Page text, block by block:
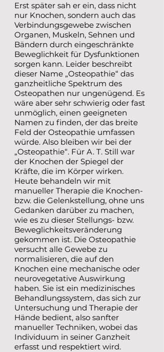
Erst später sah er ein, dass nicht
nur Knochen, sondern auch das
Verbindungsgewebe zwischen
Organen, Muskeln, Sehnen und
Bändern durch eingeschränkte
Beweglichkeit für Dysfunktionen
sorgen kann. Leider beschreibt
dieser Name „Osteopathie“ das
ganzheitliche Spektrum des
Osteopathen nur ungenügend. Es
wäre aber sehr schwierig oder fast
unmöglich, einen geeigneten
Namen zu finden, der das breite
Feld der Osteopathie umfassen
würde. Also bleiben wir bei der
„Osteopathie“. Für A. T. Still war
der Knochen der Spiegel der
Kräfte, die im Körper wirken.
Heute behandeln wir mit
manueller Therapie die Knochen-
bzw. die Gelenkstellung, ohne uns
Gedanken darüber zu machen,
wie es zu dieser Stellungs- bzw.
Beweglichkeitsveränderung
gekommen ist. Die Osteopathie
versucht alle Gewebe zu
normalisieren, die auf den
Knochen eine mechanische oder
neurovegetative Auswirkung
haben. Sie ist ein medizinisches
Behandlungssystem, das sich zur
Untersuchung und Therapie der
Hände bedient, also sanfter
manueller Techniken, wobei das
Individuum in seiner Ganzheit
erfasst und respektiert wird.